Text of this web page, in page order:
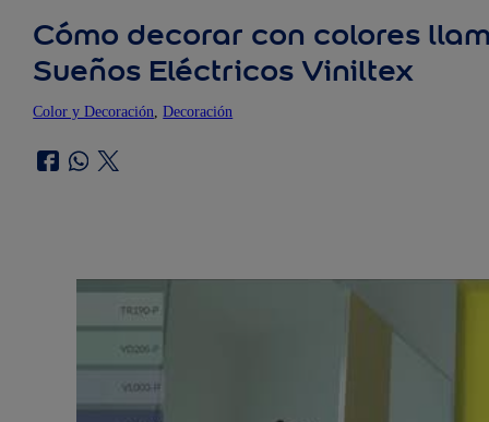
Cómo decorar con colores
Sueños Eléctricos Viniltex
Color y Decoración , Decoración